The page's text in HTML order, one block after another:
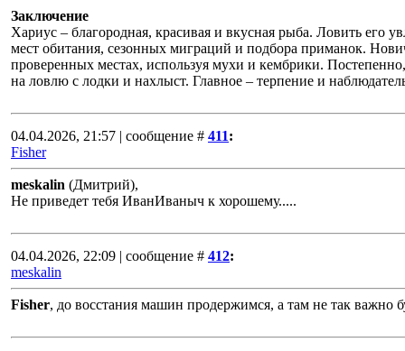
Заключение
Хариус – благородная, красивая и вкусная рыба. Ловить его
мест обитания, сезонных миграций и подбора приманок.
проверенных местах, используя мухи и кембрики.
на ловлю с лодки и нахлыст. Главное – терпение и
04.04.2026, 21:57 | сообщение # 411:
Fisher
meskalin (Дмитрий),
Не приведет тебя ИванИваныч к хорошему.....
04.04.2026, 22:09 | сообщение # 412:
meskalin
Fisher, до восстания машин продержимся, а там не так важно